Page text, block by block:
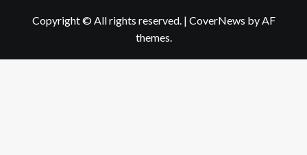
Copyright © All rights reserved. | CoverNews by AF
themes.